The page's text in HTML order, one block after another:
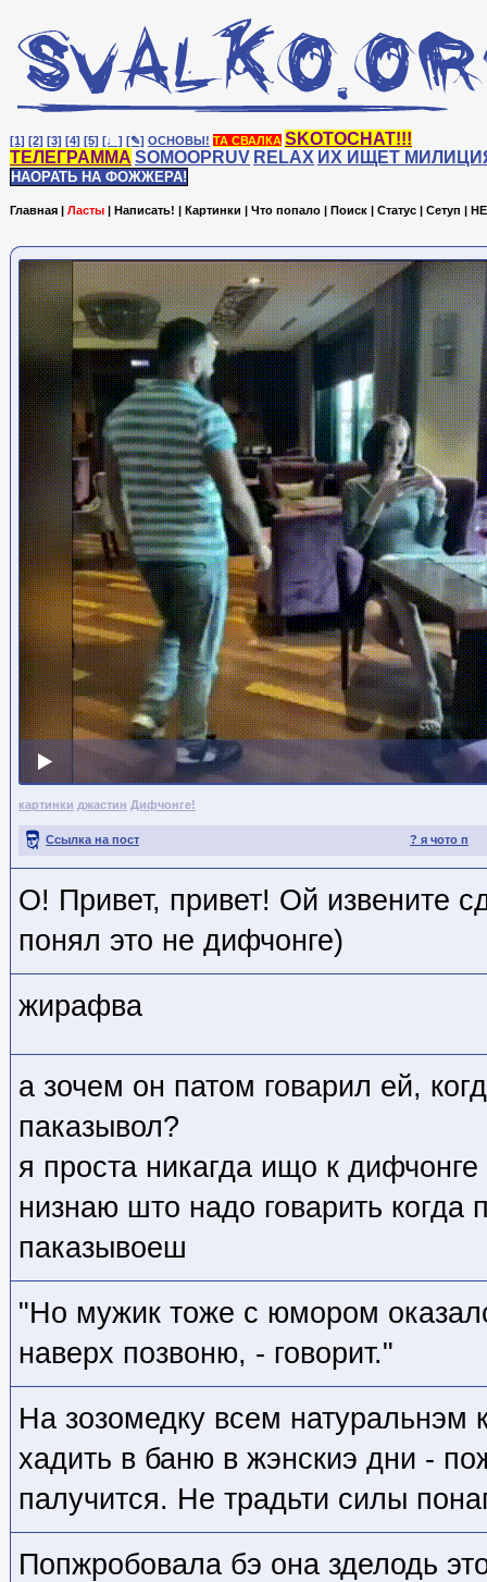
[1] [2] [3] [4] [5] [♩] [✎] ОСНОВЫ! ТА СВАЛКА SKOTOCHAT!!!
ТЕЛЕГРАММА SOMOOPRUV RELAX ИХ ИЩЕТ
НАОРАТЬ НА ФОЖЖЕРА!
Главная | Ласты | Написать! | Картинки | Что попало | Поиск | Статус | Сетуп |
картинки джастин Дифчонге!
? я чото п
Ссылка на пост
О! Привет, привет! Ой извените
понял это не дифчонге)
жирафва
а зочем он патом говарил ей,
паказывол?
я проста никагда ищо к
низнаю што надо говарить когда
паказывоеш
"Но мужик тоже с юмором
наверх позвоню, - говорит."
На зозомедку всем натуральнэм
хадить в баню в жэнскиэ дни -
палучится. Не традьти силы
Попжробовала бэ она зделодь